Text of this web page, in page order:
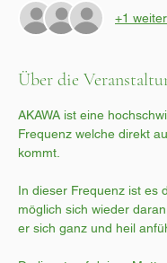
+1
Über die
AKAWA ist eine
Frequenz welche direkt
kommt.
In dieser Frequenz ist es
möglich sich wieder
er sich ganz und heil